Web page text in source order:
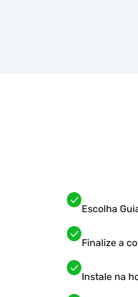
Escolha
Finalize a
Instale na